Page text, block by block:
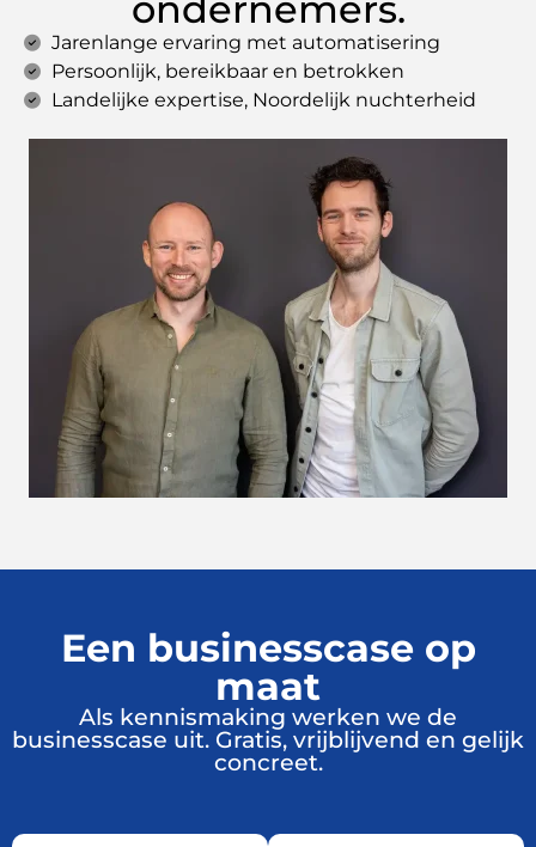
Jarenlange ervaring met automatisering
Persoonlijk, bereikbaar en betrokken
Landelijke expertise, Noordelijk nuchterheid
Een businesscase op
maat
Als kennismaking werken we de
businesscase uit. Gratis, vrijblijvend en gelijk
concreet.